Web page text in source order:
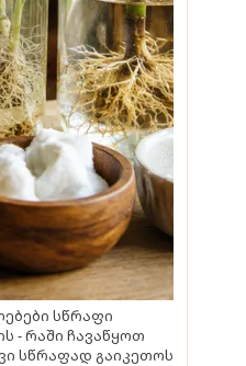
სწრაფი
- რაში ჩავაწყოთ
სწრაფად გაიკეთოს